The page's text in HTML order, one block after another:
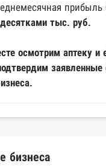
прибыль
десятками тыс. руб.
осмотрим аптеку и
заявленные
бизнеса